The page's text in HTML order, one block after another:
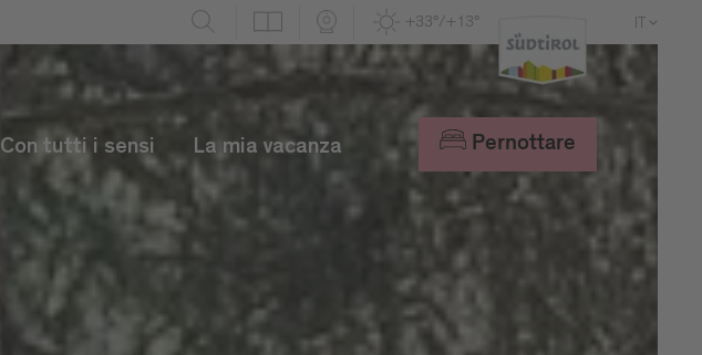
+33°/+13° IT
Con tutti i sensi La mia vacanza Pernottare